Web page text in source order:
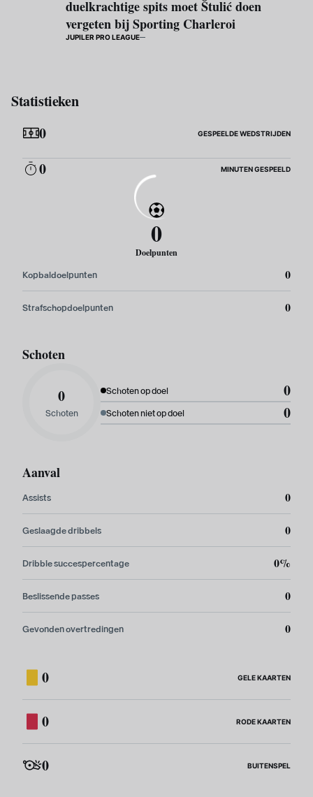
duelkrachtige spits moet Štulić doen
vergeten bij Sporting Charleroi
JUPILER PRO LEAGUE
Statistieken
0
GESPEELDE WEDSTRIJDEN
0 MINUTEN GESPEELD
0
Doelpunten
Kopbaldoelpunten 0
Strafschopdoelpunten 0
Schoten
0
Schoten
Schoten op doel 0
Schoten niet op doel 0
Aanval
Assists 0
Geslaagde dribbels 0
Dribble succespercentage 0%
Beslissende passes 0
Gevonden overtredingen 0
0 GELE KAARTEN
0 RODE KAARTEN
0 BUITENSPEL